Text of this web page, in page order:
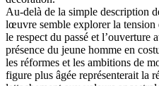
Au-delà de la simple description
lœuvre semble explorer la tension
le respect du passé et l’ouverture
présence du jeune homme en
les réformes et les ambitions de
figure plus âgée représenterait la